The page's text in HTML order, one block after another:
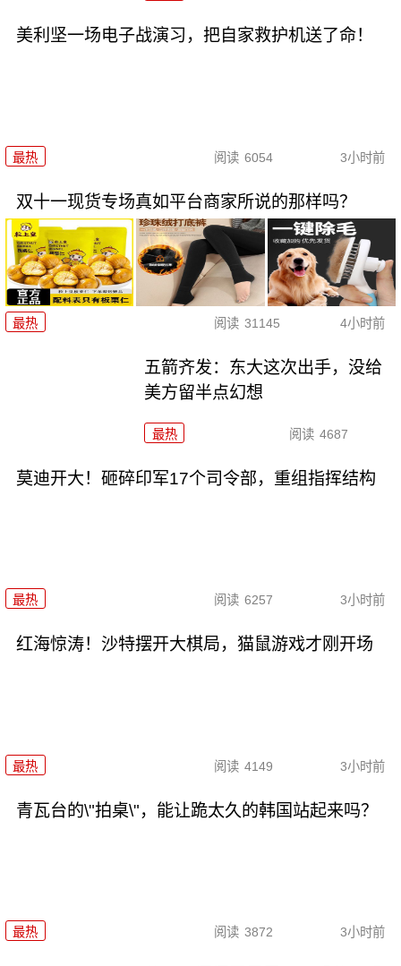
美利坚一场电子战演习，把自家救护机送了命！
最热 阅读 6054 3小时前
双十一现货专场真如平台商家所说的那样吗？
最热 阅读 31145 4小时前
五箭齐发：东大这次出手，没给
美方留半点幻想
最热 阅读 4687
莫迪开大！砸碎印军17个司令部，重组指挥结构
最热 阅读 6257 3小时前
红海惊涛！沙特摆开大棋局，猫鼠游戏才刚开场
最热 阅读 4149 3小时前
青瓦台的\"拍桌\"，能让跪太久的韩国站起来吗？
最热 阅读 3872 3小时前